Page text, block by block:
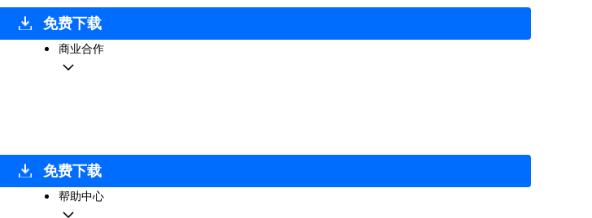
免费下载
商业合作
免费下载
帮助中心